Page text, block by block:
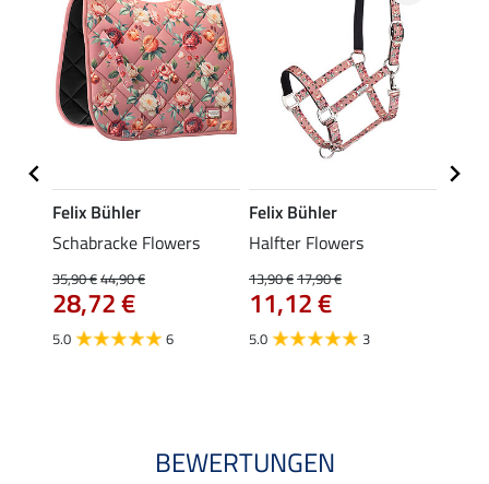
Felix Bühler
Schabracke Flowers
35,90 €44,90 €
28,72 €
5.0 6
Felix Bühler
Halfter Flowers
13,90 €17,90 €
11,12 €
5.0 3
BEWERTUNGEN